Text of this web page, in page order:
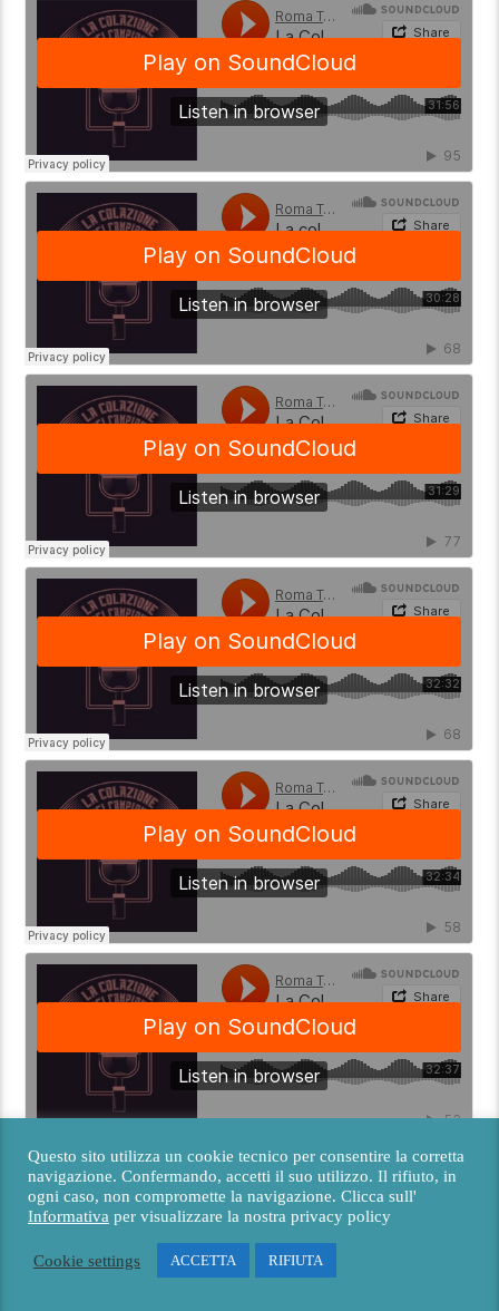
Questo sito utilizza un cookie tecnico per consentire la corretta
navigazione. Confermando, accetti il suo utilizzo. Il rifiuto, in
ogni caso, non compromette la navigazione. Clicca sull'
Informativa per visualizzare la nostra privacy policy
Cookie settings ACCETTA RIFIUTA